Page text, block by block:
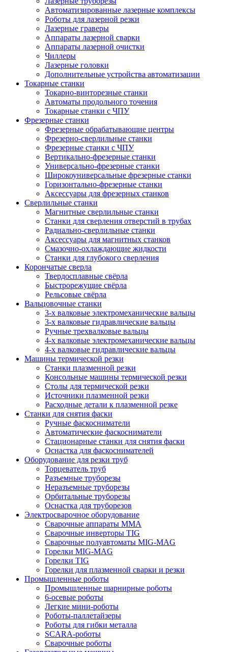
Автоматизированные лазерные комплексы
Роботы для лазерной резки
Лазерные граверы
Аппараты лазерной сварки
Аппараты лазерной очистки
Чиллеры
Лазерные головки
Дополнительные устройства автоматизации
Токарные станки
Токарно-винторезные станки
Автоматы продольного точения
Токарные станки с ЧПУ
Фрезерные станки
Фрезерные обрабатывающие центры
Фрезерно-сверлильные станки
Фрезерные станки с ЧПУ
Вертикально-фрезерные станки
Универсально-фрезерные станки
Широкоуниверсальные фрезерные станки
Горизонтально-фрезерные станки
Аксессуары для фрезерных станков
Сверлильные станки
Магнитные сверлильные станки
Станки для сверления отверстий в трубах
Радиально-сверлильные станки
Аксессуары для магнитных станков
Смазочно-охлаждающие жидкости
Станки для глубокого сверления
Корончатые сверла
Твердосплавные свёрла
Быстрорежущие свёрла
Рельсовые свёрла
Вальцовочные станки
3-х валковые электромеханические вальцы
3-х валковые гидравлические вальцы
Ручные трехвалковые вальцы
4-х валковые электромеханические вальцы
4-х валковые гидравлические вальцы
Машины термической резки
Станки плазменной резки
Консольные машины термической резки
Столы для термической резки
Источники плазменной резки
Расходные детали к плазменной резке
Станки для снятия фаски
Ручные фаскосниматели
Автоматические фаскосниматели
Стационарные станки для снятия фаски
Оснастка для фаскоснимателей
Оборудование для резки труб
Торцеватель труб
Разъемные труборезы
Неразъемные труборезы
Орбитальные труборезы
Оснастка для труборезов
Электросварочное оборудование
Сварочные аппараты MMA
Сварочные инверторы TIG
Сварочные полуавтоматы MIG-MAG
Горелки MIG-MAG
Горелки TIG
Горелки для плазменной сварки и резки
Промышленные роботы
Промышленные шарнирные роботы
6-осевые роботы
Легкие мини-роботы
Роботы-паллетайзеры
Роботы для гибки металла
SCARA-роботы
Сварочные роботы